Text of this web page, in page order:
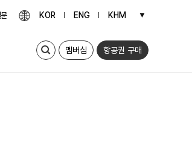
KOR ENG KHM ▼
멤버십 항공권 구매